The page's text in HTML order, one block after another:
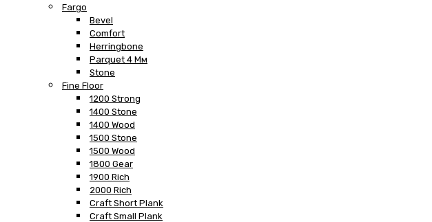
Fargo
Bevel
Comfort
Herringbone
Parquet 4 Мм
Stone
Fine Floor
1200 Strong
1400 Stone
1400 Wood
1500 Stone
1500 Wood
1800 Gear
1900 Rich
2000 Rich
Craft Short Plank
Craft Small Plank